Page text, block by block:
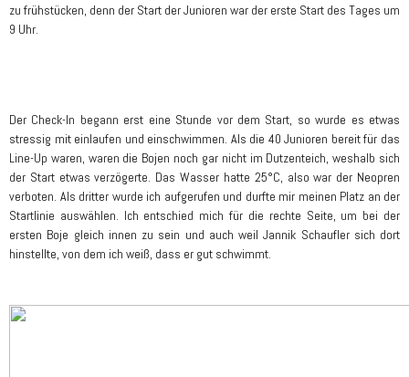
zu frühstücken, denn der Start der Junioren war der erste Start des Tages um
9 Uhr.
Der Check-In begann erst eine Stunde vor dem Start, so wurde es etwas
stressig mit einlaufen und einschwimmen. Als die 40 Junioren bereit für das
Line-Up waren, waren die Bojen noch gar nicht im Dutzenteich, weshalb sich
der Start etwas verzögerte. Das Wasser hatte 25°C, also war der Neopren
verboten. Als dritter wurde ich aufgerufen und durfte mir meinen Platz an der
Startlinie auswählen. Ich entschied mich für die rechte Seite, um bei der
ersten Boje gleich innen zu sein und auch weil Jannik Schaufler sich dort
hinstellte, von dem ich weiß, dass er gut schwimmt.